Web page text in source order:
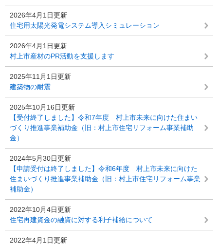
2026年4月1日更新
住宅用太陽光発電システム導入シミュレーション
2026年4月1日更新
村上市産材のPR活動を支援します
2025年11月1日更新
建築物の耐震
2025年10月16日更新
【受付終了しました】令和7年度 村上市未来に向けた住まい
づくり推進事業補助金（旧：村上市住宅リフォーム事業補助
金）
2024年5月30日更新
【申請受付は終了しました】令和6年度 村上市未来に向けた
住まいづくり推進事業補助金（旧：村上市住宅リフォーム事業
補助金）
2022年10月4日更新
住宅再建資金の融資に対する利子補給について
2022年4月1日更新